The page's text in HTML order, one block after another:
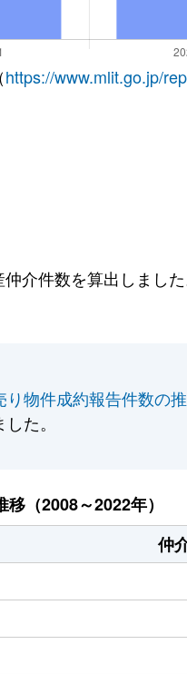
https://www.mlit.go.jp/
介件数を算出しまし
り物件成約報告件数の推
た。
（2008～2022年）
仲